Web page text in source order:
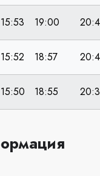
15:53 19:00
15:52 18:57
15:50 18:55